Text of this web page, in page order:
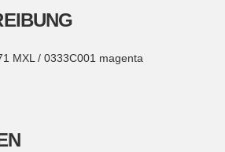
MXL / 0333C001 magenta